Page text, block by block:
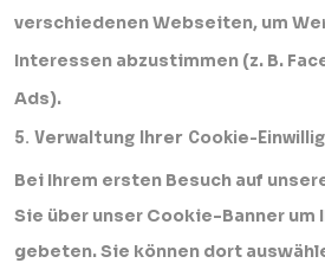
verschiedenen Webseiten, um
Interessen abzustimmen (z. B.
Ads).
5. Verwaltung Ihrer Cookie-
Bei Ihrem ersten Besuch auf
Sie über unser Cookie-Banner um
gebeten. Sie können dort